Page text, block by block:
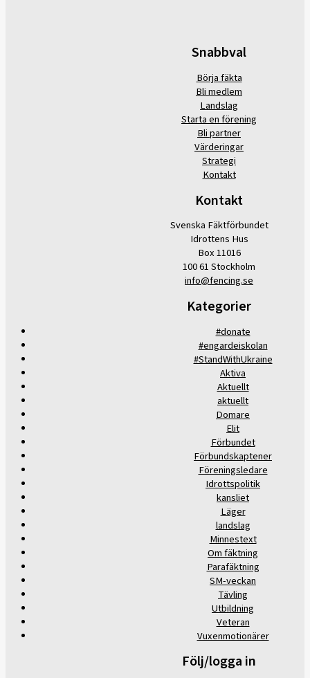
Snabbval
Börja fäkta
Bli medlem
Landslag
Starta en förening
Bli partner
Värderingar
Strategi
Kontakt
Kontakt
Svenska Fäktförbundet
Idrottens Hus
Box 11016
100 61 Stockholm
info@fencing.se
Kategorier
#donate
#engardeiskolan
#StandWithUkraine
Aktiva
Aktuellt
aktuellt
Domare
Elit
Förbundet
Förbundskaptener
Föreningsledare
Idrottspolitik
kansliet
Läger
landslag
Minnestext
Om fäktning
Parafäktning
SM-veckan
Tävling
Utbildning
Veteran
Vuxenmotionärer
Följ/logga in